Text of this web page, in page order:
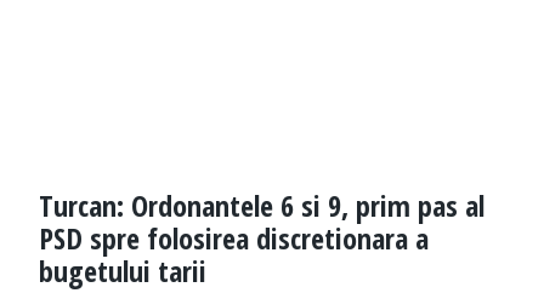
Turcan: Ordonantele 6 si 9, prim pas al
PSD spre folosirea discretionara a
bugetului tarii